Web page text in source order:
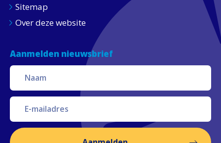
Sitemap
Over deze website
Aanmelden nieuwsbrief